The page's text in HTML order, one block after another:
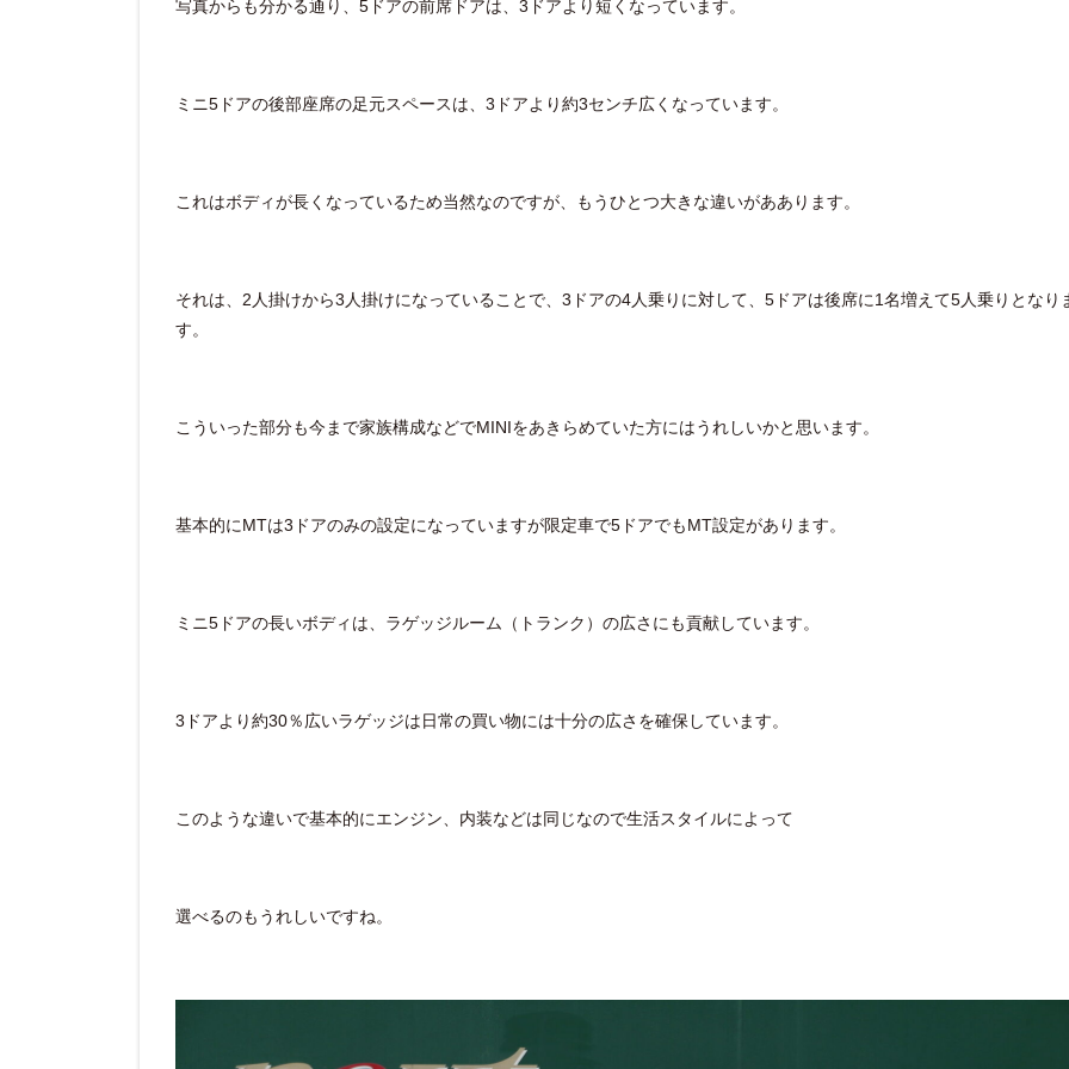
写真からも分かる通り、 5ドアの前席ドアは、3ドアより短くなっています。
ミニ5ドアの後部座席の足元スペースは、3ドアより約3センチ広くなっています。
これはボディが長くなっているため当然なのですが、もうひとつ大きな違いがああります。
それは、2人掛けから3人掛けになっていることで、 3ドアの4人乗りに対して、5ドアは後席に1名増えて5人乗りとなり
す。
こういった部分も今まで家族構成などでMINIをあきらめていた方にはうれしいかと思います。
基本的にMTは3ドアのみの設定になっていますが限定車で5ドアでもMT設定があります。
ミニ5ドアの長いボディは、ラゲッジルーム （トランク） の広さにも貢献しています。
3ドアより約30％広いラゲッジは日常の買い物には十分の広さを確保しています。
このような違いで基本的にエンジン、内装などは同じなので生活スタイルによって
選べるのもうれしいですね。